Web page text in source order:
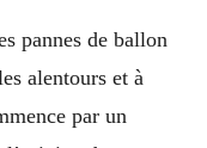
pannes de ballon
alentours et à
par un